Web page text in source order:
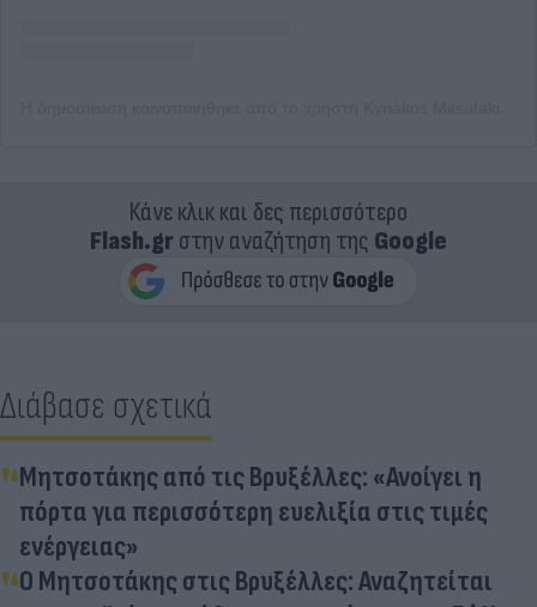
Κάνε κλικ και δες περισσότερο
Flash.grστην αναζήτηση της Google
Διάβασε σχετικά
Μητσοτάκης από τις Βρυξέλλες: «Ανοίγει η
πόρτα για περισσότερη ευελιξία στις τιμές
ενέργειας»
O Mητσοτάκης στις Βρυξέλλες: Αναζητείται